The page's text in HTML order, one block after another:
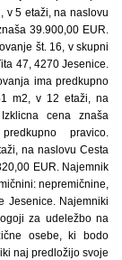
v 5 etaži, na naslovu
39.900,00 EUR.
št. 16, v skupni
47, 4270 Jesenice.
ima predkupno
m2, v 12 etaži, na
cena znaša
pravico.
na naslovu Cesta
EUR. Najemnik
nepremičnine,
Jesenice. Najemniki
za udeležbo na
osebe, ki bodo
naj predložijo svoje